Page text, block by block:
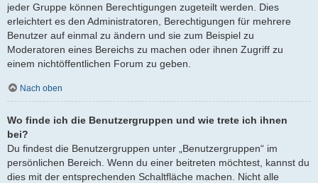
jeder Gruppe können Berechtigungen zugeteilt werden. Dies
erleichtert es den Administratoren, Berechtigungen für mehrere
Benutzer auf einmal zu ändern und sie zum Beispiel zu
Moderatoren eines Bereichs zu machen oder ihnen Zugriff zu
einem nichtöffentlichen Forum zu geben.
Nach oben
Wo finde ich die Benutzergruppen und wie trete ich ihnen
bei?
Du findest die Benutzergruppen unter „Benutzergruppen“ im
persönlichen Bereich. Wenn du einer beitreten möchtest, kannst du
dies mit der entsprechenden Schaltfläche machen. Nicht alle